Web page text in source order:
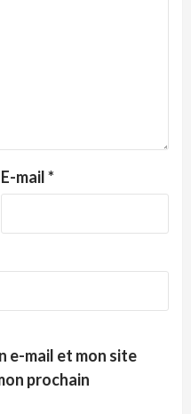
E-mail*
e-mail et mon site
prochain